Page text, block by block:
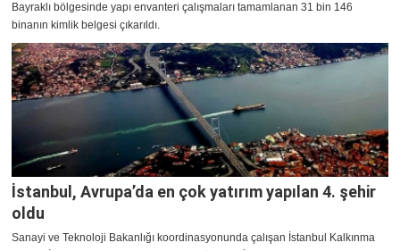
Bayraklı bölgesinde yapı envanteri çalışmaları tamamlanan 31 bin 146
binanın kimlik belgesi çıkarıldı.
İstanbul, Avrupa’da en çok yatırım yapılan 4. şehir
oldu
Sanayi ve Teknoloji Bakanlığı koordinasyonunda çalışan İstanbul Kalkınma